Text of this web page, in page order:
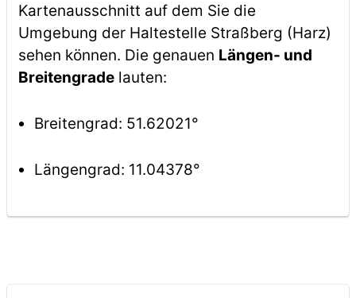
Kartenausschnitt auf dem Sie die
Umgebung der Haltestelle Straßberg (Harz)
sehen können. Die genauen Längen- und
Breitengradelauten:
Breitengrad: 51.62021°
Längengrad: 11.04378°